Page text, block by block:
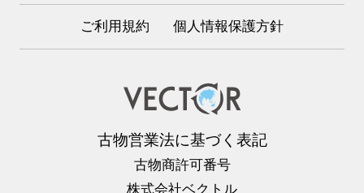
ご利用規約 個人情報保護方針
古物営業法に基づく表記
古物商許可番号
株式会社ベクトル